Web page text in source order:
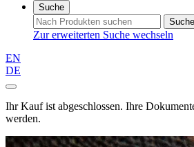
Suche
Suche
Zur erweiterten Suche wechseln
EN
DE
Ihr Kauf ist abgeschlossen. Ihre
werden.